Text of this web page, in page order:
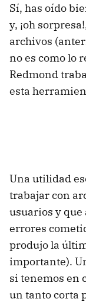
Sí, has oído
y, ¡oh
archivos
no es como lo
Redmond
esta
Una utilidad
trabajar con
usuarios y
errores
produjo la
importante).
si tenemos en
un tanto corta